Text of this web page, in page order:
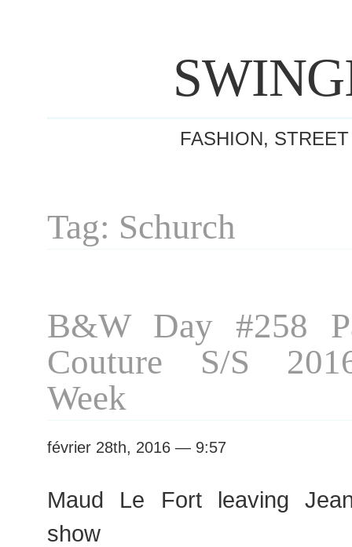
FASHION,
Tag: Schurch
B&W Day #258
Couture S/S
Week
février 28th, 2016 — 9:57
Maud Le Fort leaving
show